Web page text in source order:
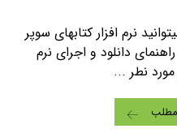
نرم افزار کتابهای سوپر
دانلود و اجرای نرم
مورد نطر ...
مطلب